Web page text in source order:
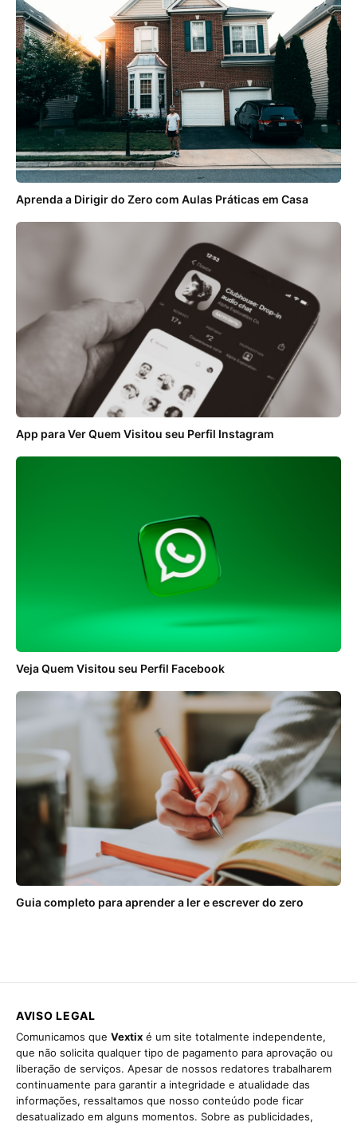
ANÚNCIOS
Aprenda a Dirigir do Zero com Aulas Práticas em Casa
App para Ver Quem Visitou seu Perfil Instagram
Veja Quem Visitou seu Perfil Facebook
Guia completo para aprender a ler e escrever do zero
AVISO LEGAL
Comunicamos que Vextix é um site totalmente independente,
que não solicita qualquer tipo de pagamento para aprovação ou
liberação de serviços. Apesar de nossos redatores trabalharem
continuamente para garantir a integridade e atualidade das
informações, ressaltamos que nosso conteúdo pode ficar
desatualizado em alguns momentos. Sobre as publicidades,